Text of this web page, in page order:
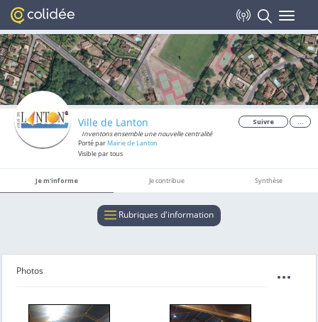
Toggle
Ville de Lanton
Inventons ensemble une nouvelle centralité
Porté par Mairie de Lanton
Visible par tous
Suivre ...
Je m'informe Je contribue Synthèse
Rubriques d'information
Photos